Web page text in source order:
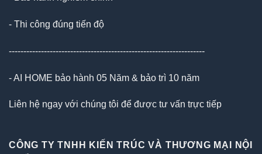
- Thi công đúng tiến độ
-------------------------------------------------------------------
- AI HOME bảo hành 05 Năm & bảo trì 10 năm
Liên hệ ngay với chúng tôi để được tư vấn trực tiếp
CÔNG TY TNHH KIẾN TRÚC VÀ THƯƠNG MẠI NỘI